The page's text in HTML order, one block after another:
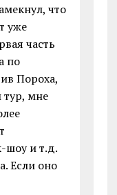
что
уже
часть
по
Пороха,
мне
шоу и т.д.
Если оно